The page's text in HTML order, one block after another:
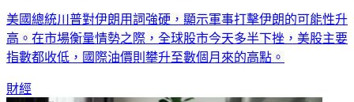
美國總統川普對伊朗用詞強硬，顯示軍事打擊伊朗的可能性升
高。在市場衡量情勢之際，全球股市今天多半下挫，美股主要
指數都收低，國際油價則攀升至數個月來的高點。
財經